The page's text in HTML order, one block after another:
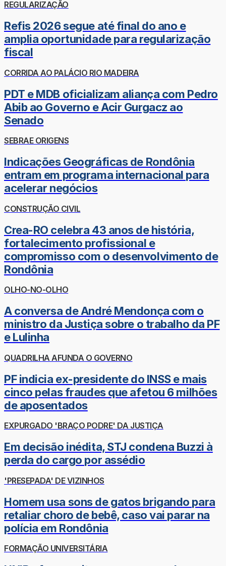
REGULARIZAÇÃO
Refis 2026 segue até final do ano e
amplia oportunidade para regularização
fiscal
CORRIDA AO PALÁCIO RIO MADEIRA
PDT e MDB oficializam aliança com Pedro
Abib ao Governo e Acir Gurgacz ao
Senado
SEBRAE ORIGENS
Indicações Geográficas de Rondônia
entram em programa internacional para
acelerar negócios
CONSTRUÇÃO CIVIL
Crea-RO celebra 43 anos de história,
fortalecimento profissional e
compromisso com o desenvolvimento de
Rondônia
OLHO-NO-OLHO
A conversa de André Mendonça com o
ministro da Justiça sobre o trabalho da PF
e Lulinha
QUADRILHA AFUNDA O GOVERNO
PF indicia ex-presidente do INSS e mais
cinco pelas fraudes que afetou 6 milhões
de aposentados
EXPURGADO 'BRAÇO PODRE' DA JUSTIÇA
Em decisão inédita, STJ condena Buzzi à
perda do cargo por assédio
'PRESEPADA' DE VIZINHOS
Homem usa sons de gatos brigando para
retaliar choro de bebê, caso vai parar na
polícia em Rondônia
FORMAÇÃO UNIVERSITÁRIA